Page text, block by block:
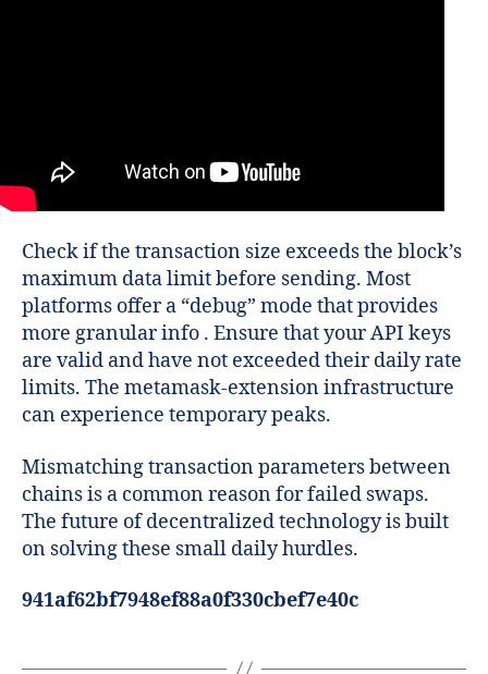
Check if the transaction size exceeds the block’s
maximum data limit before sending. Most
platforms offer a “debug” mode that provides
more granular info . Ensure that your API keys
are valid and have not exceeded their daily rate
limits. The metamask-extension infrastructure
can experience temporary peaks.
Mismatching transaction parameters between
chains is a common reason for failed swaps.
The future of decentralized technology is built
on solving these small daily hurdles.
941af62bf7948ef88a0f330cbef7e40c